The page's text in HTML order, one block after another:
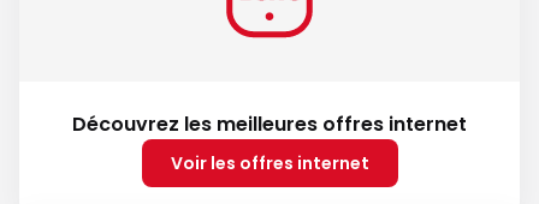
Découvrez les meilleures offres internet
Voir les offres internet